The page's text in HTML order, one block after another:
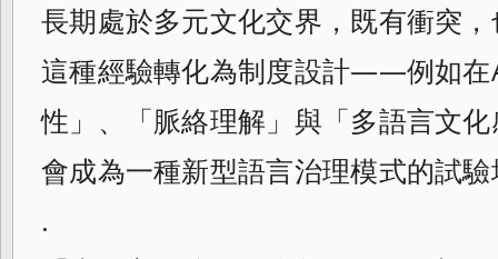
長期處於多元文化交界，既有衝突
這種經驗轉化為制度設計——例如在
性」、「脈絡理解」與「多語言文
會成為一種新型語言治理模式的試
.